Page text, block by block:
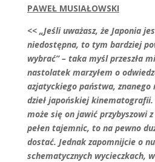
PAWEŁ MUSIAŁOWSKI
<< „Jeśli uważasz, że Japonia
niedostępna, to tym bardziej
wybrać” – taka myśl przeszła
nastolatek marzyłem o
azjatyckiego państwa, znanego
dzieł japońskiej kinematografii.
może się on jawić przybyszowi
pełen tajemnic, to na pewno
dostać. Jednak zapomnijcie o
schematycznych wycieczkach,